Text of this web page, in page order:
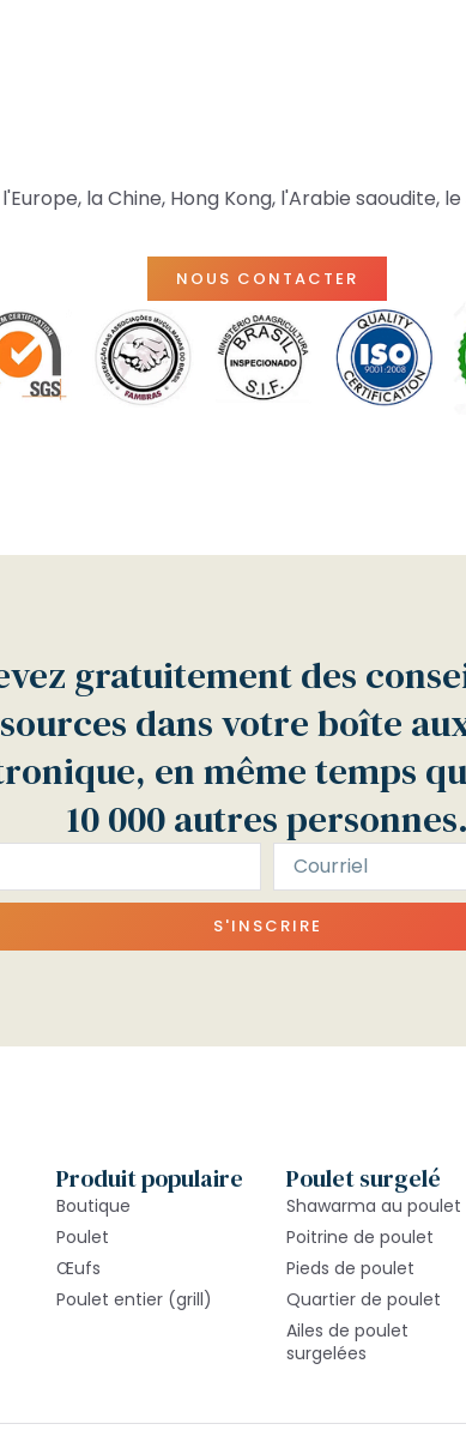
la Chine, Hong Kong, l'Arabie saoudite,
NOUS CONTACTER
gratuitement des
dans votre boîte
en même temps
10 000 autres personnes.
S'INSCRIRE
Produit populaire
Boutique
Poulet
Œufs
Poulet entier (grill)
Poulet surgelé
Shawarma au poulet
Poitrine de poulet
Pieds de poulet
Quartier de poulet
Ailes de poulet
surgelées